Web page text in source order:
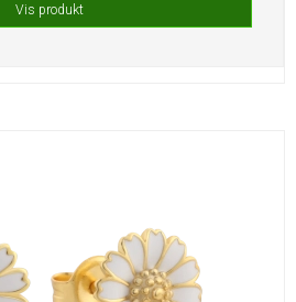
Vis produkt